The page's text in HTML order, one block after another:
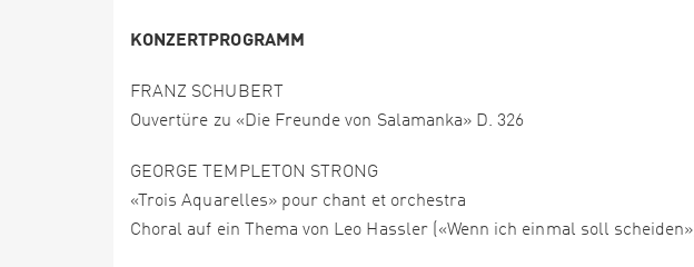
KONZERTPROGRAMM
FRANZ SCHUBERT
‍Ouvertüre zu «Die Freunde von Salamanka» D. 326
GEORGE TEMPLETON STRONG
«Trois Aquarelles» pour chant et orchestra
Choral auf ein Thema von Leo Hassler («Wenn ich einmal soll scheiden»)